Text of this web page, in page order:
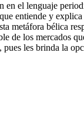
el lenguaje
entiende y
metáfora bélica
de los mercados
les brinda la